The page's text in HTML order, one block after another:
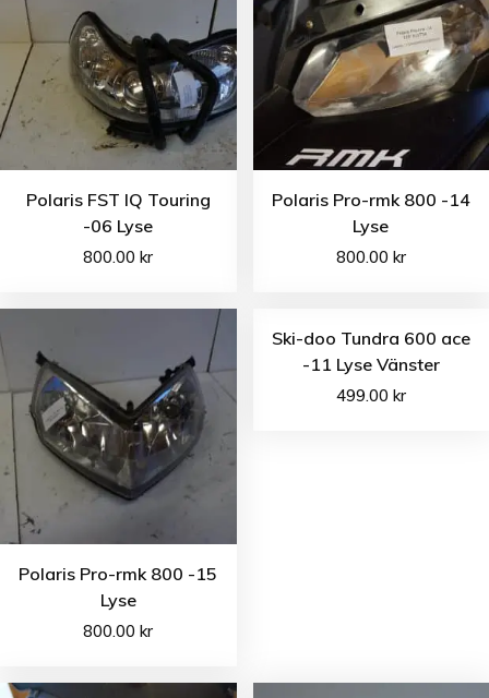
Polaris FST IQ Touring
-06 Lyse
800.00kr
Polaris Pro-rmk 800 -14
Lyse
800.00 kr
Polaris Pro-rmk 800 -15
Lyse
800.00kr
Ski-doo Tundra 600 ace
-11 Lyse Vänster
499.00 kr